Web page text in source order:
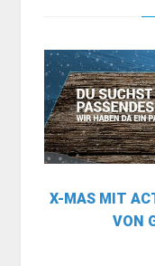
X-MAS MIT
VON